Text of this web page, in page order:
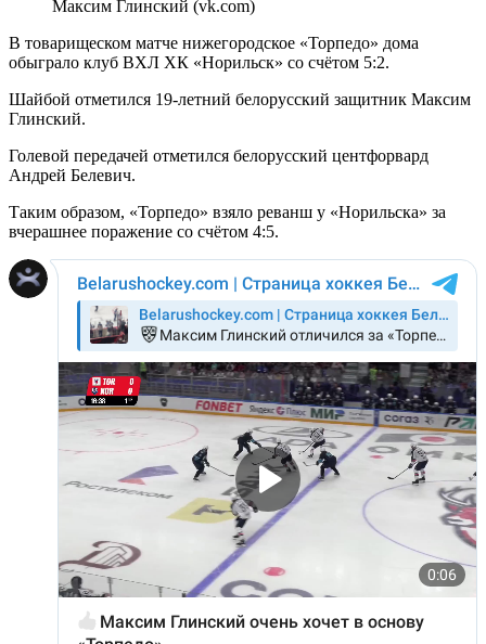
Максим Глинский (vk.com)
В товарищеском матче нижегородское «Торпедо» дома
обыграло клуб ВХЛ ХК «Норильск» со счётом 5:2.
Шайбой отметился 19-летний белорусский защитник Максим
Глинский.
Голевой передачей отметился белорусский центфорвард
Андрей Белевич.
Таким образом, «Торпедо» взяло реванш у «Норильска» за
вчерашнее поражение со счётом 4:5.